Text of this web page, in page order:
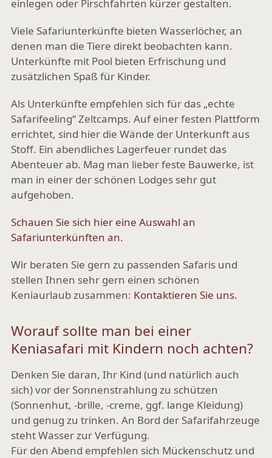
einlegen oder Pirschfahrten kürzer gestalten.
Viele Safariunterkünfte bieten Wasserlöcher, an
denen man die Tiere direkt beobachten kann.
Unterkünfte mit Pool bieten Erfrischung und
zusätzlichen Spaß für Kinder.
Als Unterkünfte empfehlen sich für das „echte
Safarifeeling“ Zeltcamps. Auf einer festen Plattform
errichtet, sind hier die Wände der Unterkunft aus
Stoff. Ein abendliches Lagerfeuer rundet das
Abenteuer ab. Mag man lieber feste Bauwerke, ist
man in einer der schönen Lodges sehr gut
aufgehoben.
Schauen Sie sich hier eine Auswahl an
Safariunterkünften an.
Wir beraten Sie gern zu passenden Safaris und
stellen Ihnen sehr gern einen schönen
Keniaurlaub zusammen: Kontaktieren Sie uns.
Worauf sollte man bei einer
Keniasafari mit Kindern noch achten?
Denken Sie daran, Ihr Kind (und natürlich auch
sich) vor der Sonnenstrahlung zu schützen
(Sonnenhut, -brille, -creme, ggf. lange Kleidung)
und genug zu trinken. An Bord der Safarifahrzeuge
steht Wasser zur Verfügung.
Für den Abend empfehlen sich Mückenschutz und